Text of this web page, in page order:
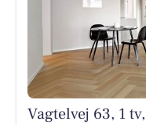
Vagtelvej 63, 1